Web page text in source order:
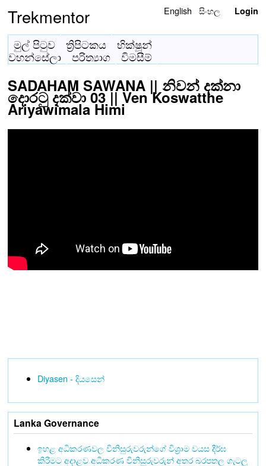
Trekmentor English සිංහල Login
මුල් පිටුව ත්‍රිපිටකය
භික්ෂූන්
වහන්සේලා
පරිත්‍යාග විමසීම්
SADAHAM SAWANA || නිවන් දක්නා
දොරටු දක්වා 03 || Ven Koswatthe
Ariyawimala Himi
Diyasen - දියසෙන්
Lanka Governance
ඉහළ අධිකරණවල විනිසුරුවරුන්ගේ විශ්‍රාම වයස දීර්ඝ
කිරීමට අදාළව අධිකරණ විනිසුරුවරුන් අතර බරපතල ගැටලු